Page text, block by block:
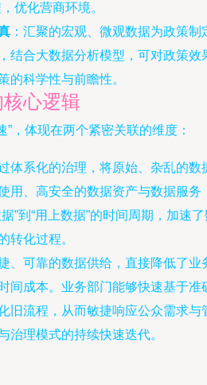
优化营商环境。
：汇聚的宏观、微观数据为政策制
结合大数据分析模型，可对政策效
的科学性与前瞻性。
核心逻辑
，体现在两个紧密关联的维度：
过体系化的治理，将原始、杂乱的数
用、高安全的数据资产与数据服务
”到“用上数据”的时间周期，加速
转化过程。
捷、可靠的数据供给，直接降低了业
间成本。业务部门能够快速基于准
旧流程，从而敏捷响应公众需求与
治理模式的持续快速迭代。